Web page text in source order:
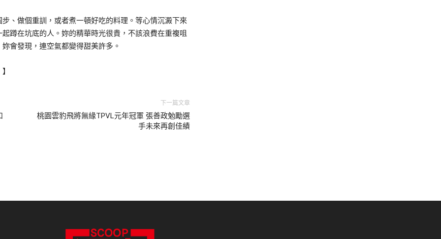
、做個重訓，或者煮一頓好吃的料理。等心情沉澱下來
蹲在坑底的人。妳的精華時光很貴，不該浪費在重複咀
會發現，連空氣都變得甜美許多。
下一篇文章
桃園雲豹飛將無緣TPVL元年冠軍 張善政勉勵選
手未來再創佳績